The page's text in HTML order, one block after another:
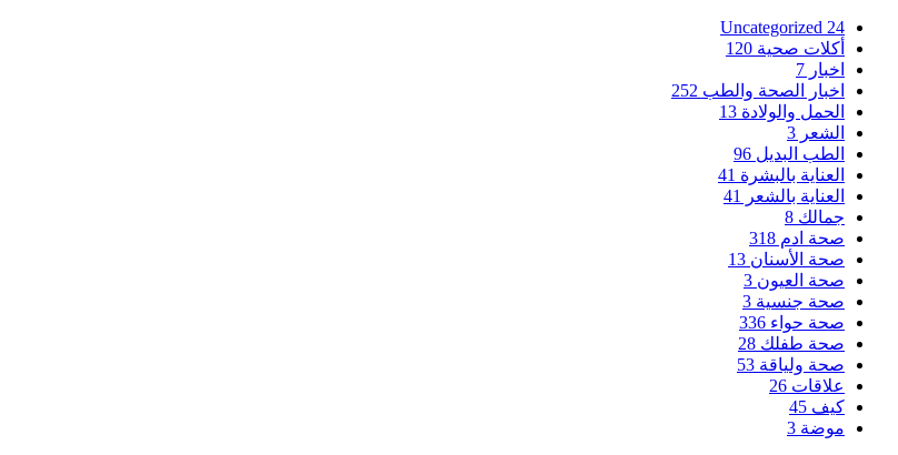
Uncategorized 24
أكلات صحية 120
اخبار 7
اخبار الصحة والطب 252
الحمل والولادة 13
الشعر 3
الطب البديل 96
العناية بالبشرة 41
العناية بالشعر
41
جمالك 8
صحة ادم 318
صحة الأسنان 13
صحة العيون 3
صحة جنسية 3
صحة حواء 336
صحة طفلك 28
صحة ولياقة 53
علاقات 26
كيف 45
موضة 3